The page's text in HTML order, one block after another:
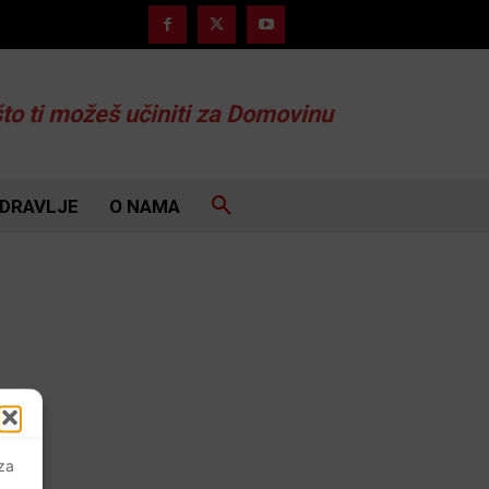
ti možeš učiniti za Domovinu
O NAMA